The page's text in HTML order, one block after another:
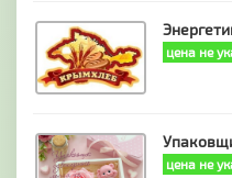
цена не
цена не